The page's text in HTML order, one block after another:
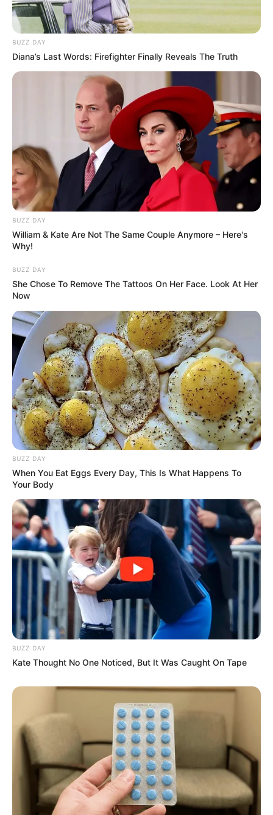
BUZZ DAY
Diana’s Last Words: Firefighter Finally Reveals The Truth
BUZZ DAY
William & Kate Are Not The Same Couple Anymore – Here's
Why!
BUZZ DAY
She Chose To Remove The Tattoos On Her Face. Look At Her
Now
BUZZ DAY
When You Eat Eggs Every Day, This Is What Happens To
Your Body
BUZZ DAY
Kate Thought No One Noticed, But It Was Caught On Tape